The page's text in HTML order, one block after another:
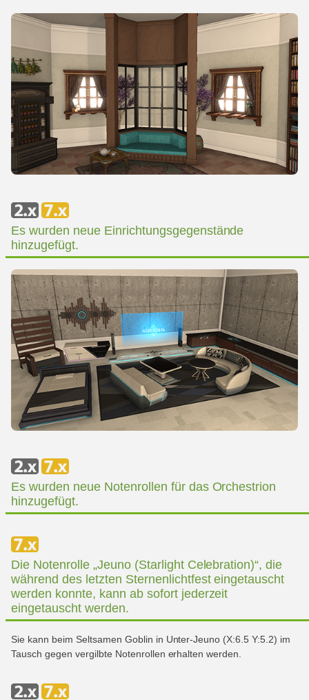
Es wurden neue Einrichtungsgegenstände
hinzugefügt.
Es wurden neue Notenrollen für das Orchestrion
hinzugefügt.
Die Notenrolle „Jeuno (Starlight Celebration)“, die
während des letzten Sternenlichtfest eingetauscht
werden konnte, kann ab sofort jederzeit
eingetauscht werden.
Sie kann beim Seltsamen Goblin in Unter-Jeuno (X:6.5 Y:5.2) im
Tausch gegen vergilbte Notenrollen erhalten werden.